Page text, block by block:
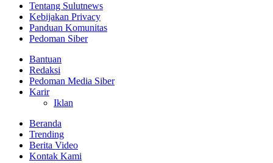
Tentang Sulutnews
Kebijakan Privacy
Panduan Komunitas
Pedoman Siber
Bantuan
Redaksi
Pedoman Media Siber
Karir
Iklan
Beranda
Trending
Berita Video
Kontak Kami